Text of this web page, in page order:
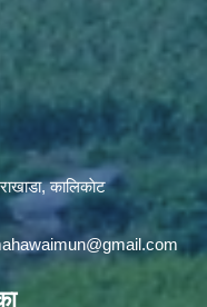
कालिकाेट